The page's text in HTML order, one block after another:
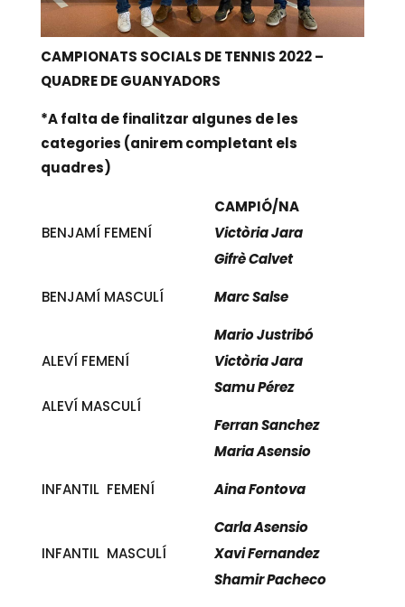
CAMPIONATS SOCIALS DE TENNIS 2022 –
QUADRE DE GUANYADORS
*A falta de finalitzar algunes de les
categories (anirem completant els
quadres)
CAMPIÓ/NA
BENJAMÍ FEMENÍ
Victòria Jara
BENJAMÍ MASCULÍ
Gifrè Calvet
Marc Salse
Mario Justribó
ALEVÍ FEMENÍ
Victòria Jara
ALEVÍ MASCULÍ
Samu Pérez
Ferran Sanchez
INFANTIL FEMENÍ
Maria Asensio
Aina Fontova
Carla Asensio
INFANTIL MASCULÍ
Xavi Fernandez
Shamir Pacheco